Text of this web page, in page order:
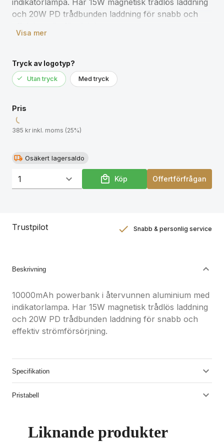
och 20W PD trådbunden laddning för snabb och
Visa mer
Tryck av logotyp?
Utan tryck Med tryck
Pris
385 kr inkl. moms (25%)
Osäkert lagersaldo
Köp Offertförfrågan
Trustpilot Snabb & personlig service
Beskrivning
10000mAh powerbank i återvunnen aluminium med
indikatorlampa. Har 15W magnetisk trådlös laddning
och 20W PD trådbunden laddning för snabb och
effektiv strömförsörjning.
Specifikation
Pristabell
Liknande produkter